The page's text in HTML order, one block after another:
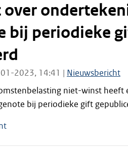
bij periodieke
2023, 14:41 | Nieuwsbericht
niet-winst heeft
bij periodieke gift